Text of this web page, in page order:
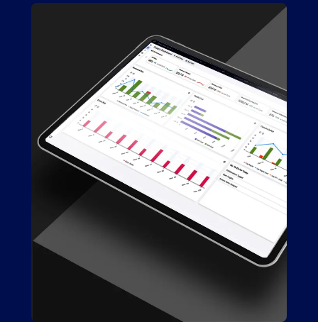
サプライチェーンコマンドセン